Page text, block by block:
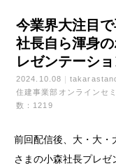
今業界大注目
社長自ら渾身
レゼンテーシ
2024.10.08
住建事業部オンラインセ
数：1219
前回配信後、大・大・
さまの小森社長プレ